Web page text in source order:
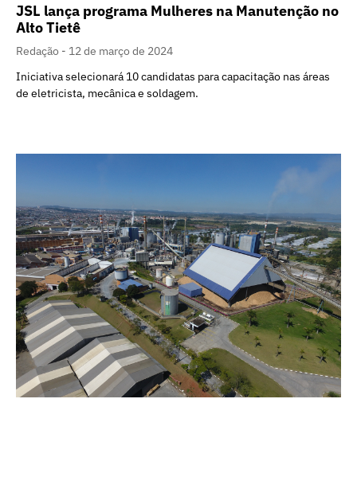
JSL lança programa Mulheres na Manutenção no
Alto Tietê
Redação
12 de março de 2024
Iniciativa selecionará 10 candidatas para capacitação nas áreas
de eletricista, mecânica e soldagem.